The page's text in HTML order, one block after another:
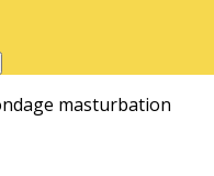
masturbation